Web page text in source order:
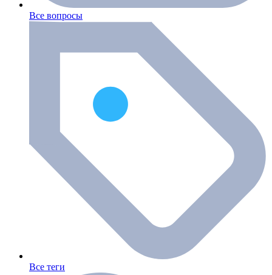
Все вопросы
Все теги